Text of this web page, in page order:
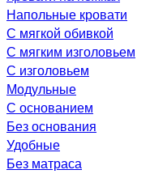
Напольные кровати
С мягкой обивкой
С мягким изголовьем
С изголовьем
Модульные
С основанием
Без основания
Удобные
Без матраса